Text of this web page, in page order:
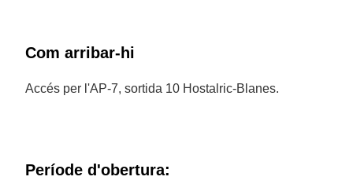
Com arribar-hi
Accés per l'AP-7, sortida 10 Hostalric-Blanes.
Període d'obertura: